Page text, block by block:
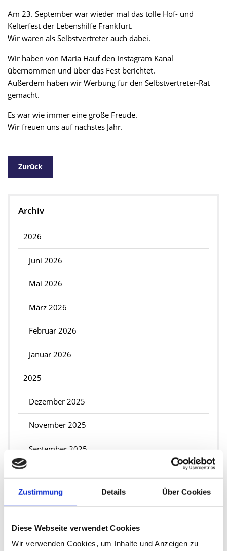
Zustimmung Details Über Cookies
Diese Webseite verwendet Cookies
Wir verwenden Cookies, um Inhalte und Anzeigen zu
Am 23. September war wieder mal das tolle Hof- und
Kelterfest der Lebenshilfe Frankfurt.
Wir waren als Selbstvertreter auch dabei.
Wir haben von Maria Hauf den Instagram Kanal
übernommen und über das Fest berichtet.
Außerdem haben wir Werbung für den Selbstvertreter-Rat
gemacht.
Es war wie immer eine große Freude.
Wir freuen uns auf nächstes Jahr.
Zurück
Archiv
2026
Juni 2026
Mai 2026
März 2026
Februar 2026
Januar 2026
2025
Dezember 2025
November 2025
September 2025
Juni 2025
April 2025